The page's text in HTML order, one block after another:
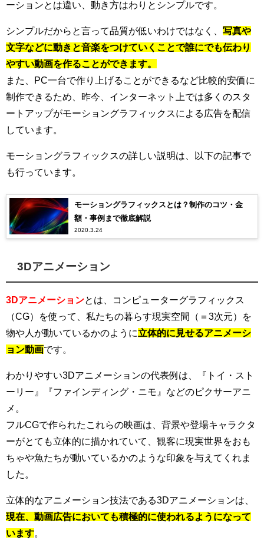
ーションとは違い、動き方はわりとシンプルです。
シンプルだからと言って品質が低いわけではなく、 写真や
文字などに動きと音楽をつけていくことで誰にでも伝わり
やすい動画を作ることができます。
また、PC一台で作り上げることができるなど比較的安価に
制作できるため、昨今、インターネット上では多くのスタ
ートアップがモーショングラフィックスによる広告を配信
しています。
モーショングラフィックスの詳しい説明は、以下の記事で
も行っています。
モーショングラフィックスとは？制作のコツ・金
額・事例まで徹底解説
2020.3.24
3Dアニメーション
3Dアニメーションとは、コンピューターグラフィックス
（CG）を使って、私たちの暮らす現実空間（＝3次元）を
物や人が動いているかのように立体的に見せるアニメーシ
ョン動画です。
わかりやすい3Dアニメーションの代表例は、『トイ・スト
ーリー』『ファインディング・ニモ』などのピクサーアニ
メ。
フルCGで作られたこれらの映画は、背景や登場キャラクタ
ーがとても立体的に描かれていて、観客に現実世界をおも
ちゃや魚たちが動いているかのような印象を与えてくれま
した。
立体的なアニメーション技法である3Dアニメーションは、
現在、動画広告においても積極的に使われるようになって
います。